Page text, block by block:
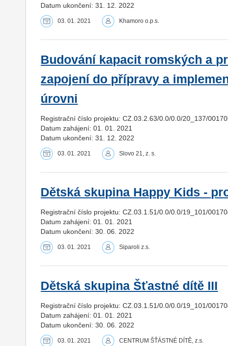
Datum ukončení: 31. 12. 2022
03. 01. 2021 Khamoro o.p.s.
Budování kapacit romských a
zapojení do přípravy a
úrovni
Registrační číslo projektu: CZ.03.2.63/0.0/0.0/20_137/
Datum zahájení: 01. 01. 2021
Datum ukončení: 31. 12. 2022
03. 01. 2021 Slovo 21, z. s.
Dětská skupina Happy Kids -
Registrační číslo projektu: CZ.03.1.51/0.0/0.0/19_101/
Datum zahájení: 01. 01. 2021
Datum ukončení: 30. 06. 2022
03. 01. 2021 Siparoli z.s.
Dětská skupina Šťastné dítě III
Registrační číslo projektu: CZ.03.1.51/0.0/0.0/19_101/
Datum zahájení: 01. 01. 2021
Datum ukončení: 30. 06. 2022
03. 01. 2021 CENTRUM ŠŤÁSTNÉ DÍTĚ, z.s.